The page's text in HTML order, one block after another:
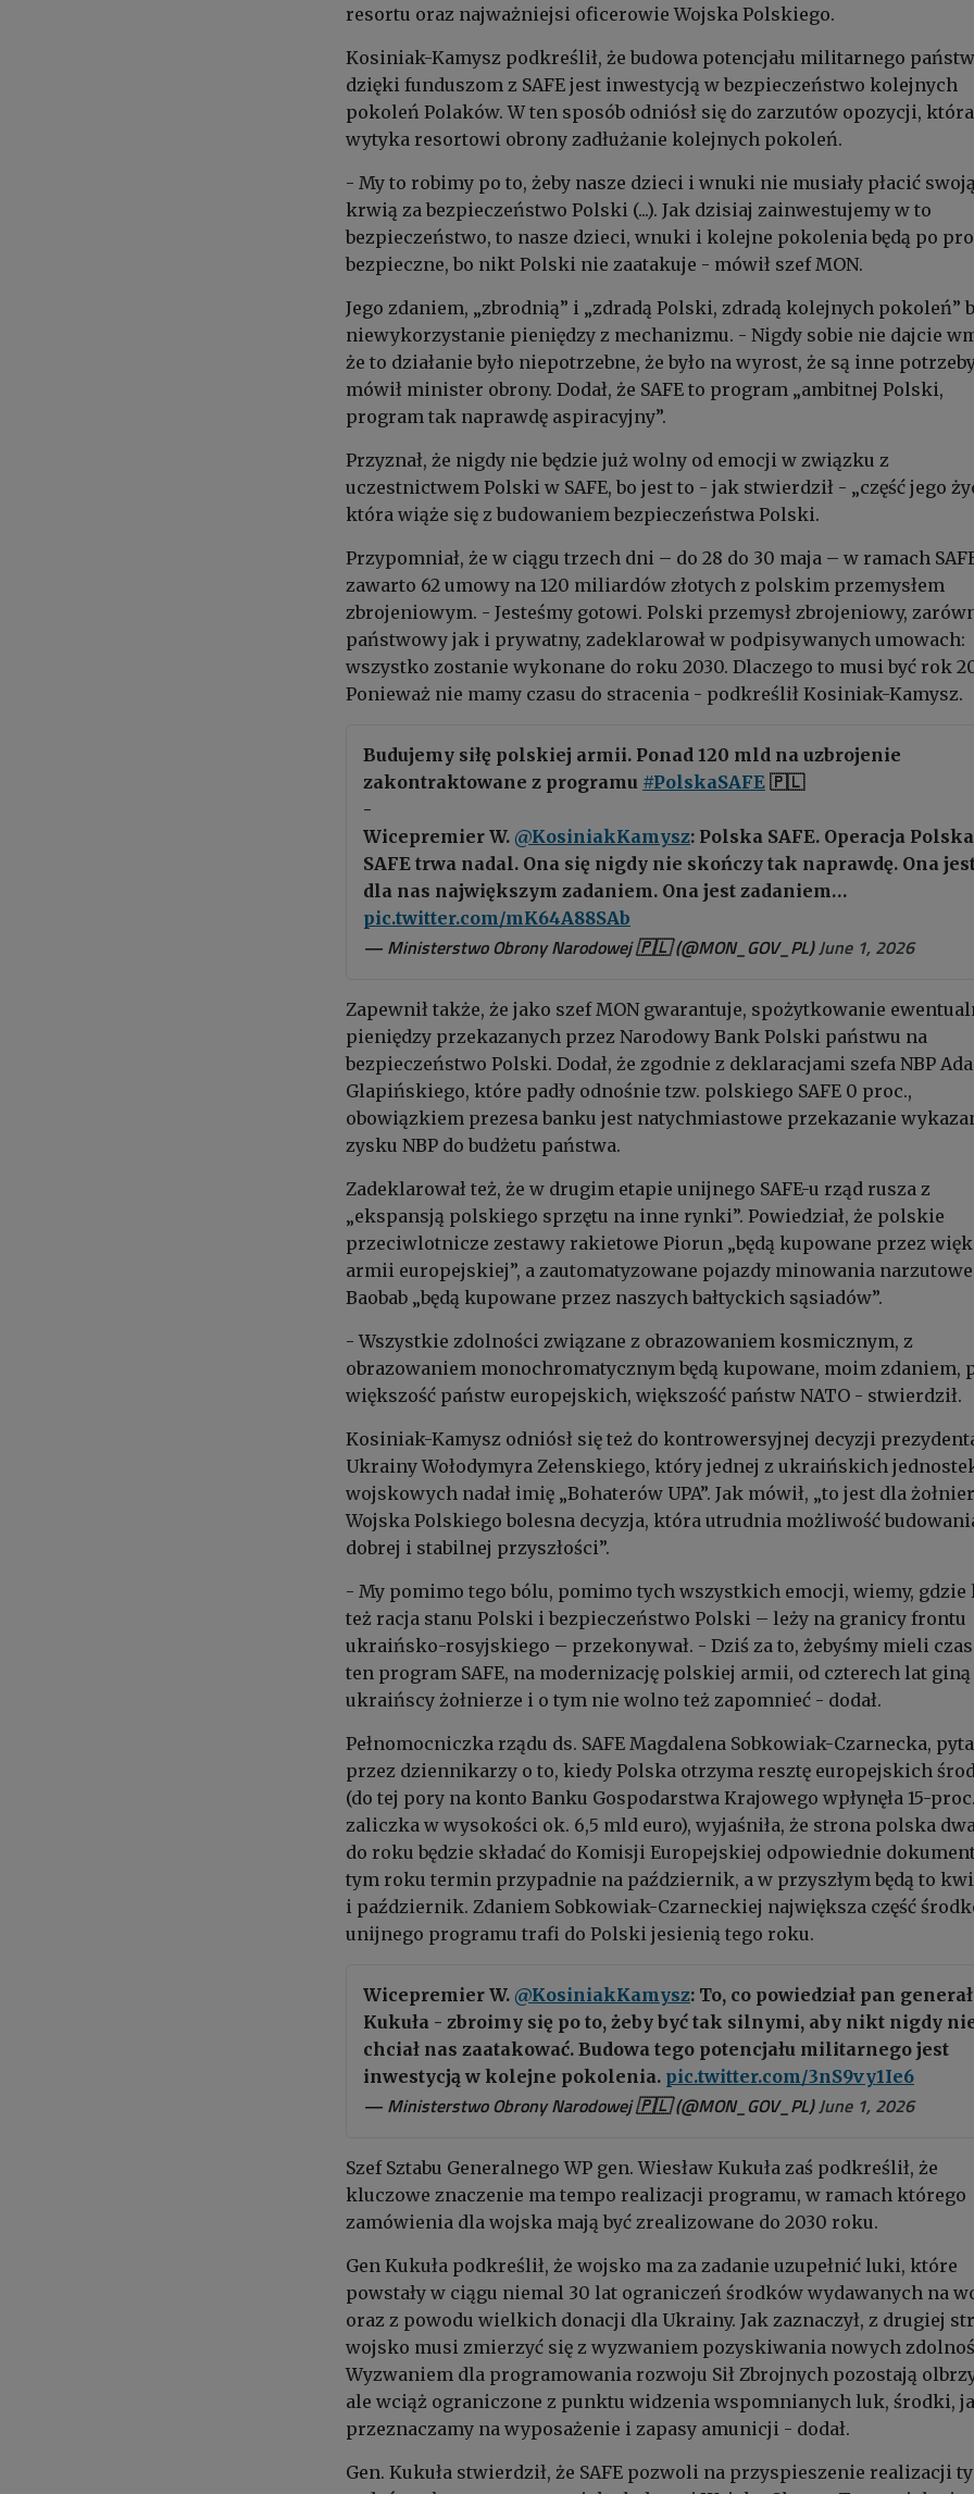
resortu oraz najważniejsi oficerowie Wojska Polskiego.
Kosiniak-Kamysz podkreślił, że budowa potencjału militarnego
dzięki funduszom z SAFE jest inwestycją w bezpieczeństwo kolejnych
pokoleń Polaków. W ten sposób odniósł się do zarzutów opozycji, która
wytyka resortowi obrony zadłużanie kolejnych pokoleń.
- My to robimy po to, żeby nasze dzieci i wnuki nie musiały płacić swoją
krwią za bezpieczeństwo Polski (...). Jak dzisiaj zainwestujemy w to
bezpieczeństwo, to nasze dzieci, wnuki i kolejne pokolenia będą po
bezpieczne, bo nikt Polski nie zaatakuje - mówił szef MON.
Jego zdaniem, „zbrodnią” i „zdradą Polski, zdradą kolejnych pokoleń”
niewykorzystanie pieniędzy z mechanizmu. - Nigdy sobie nie dajcie
że to działanie było niepotrzebne, że było na wyrost, że są inne
mówił minister obrony. Dodał, że SAFE to program „ambitnej Polski,
program tak naprawdę aspiracyjny”.
Przyznał, że nigdy nie będzie już wolny od emocji w związku z
uczestnictwem Polski w SAFE, bo jest to - jak stwierdził - „część jego
która wiąże się z budowaniem bezpieczeństwa Polski.
Przypomniał, że w ciągu trzech dni – do 28 do 30 maja – w ramach
zawarto 62 umowy na 120 miliardów złotych z polskim przemysłem
zbrojeniowym. - Jesteśmy gotowi. Polski przemysł zbrojeniowy,
państwowy jak i prywatny, zadeklarował w podpisywanych umowach:
wszystko zostanie wykonane do roku 2030. Dlaczego to musi być rok
Ponieważ nie mamy czasu do stracenia - podkreślił Kosiniak-Kamysz.
Budujemy siłę polskiej armii. Ponad 120 mld na uzbrojenie
zakontraktowane z programu #PolskaSAFE 🇵🇱
-
Wicepremier W. @KosiniakKamysz: Polska SAFE. Operacja Polska
SAFE trwa nadal. Ona się nigdy nie skończy tak naprawdę. Ona
dla nas największym zadaniem. Ona jest zadaniem…
pic.twitter.com/mK64A88SAb
— Ministerstwo Obrony Narodowej 🇵🇱 (@MON_GOV_PL)June 1, 2026
Zapewnił także, że jako szef MON gwarantuje, spożytkowanie
pieniędzy przekazanych przez Narodowy Bank Polski państwu na
bezpieczeństwo Polski. Dodał, że zgodnie z deklaracjami szefa NBP
Glapińskiego, które padły odnośnie tzw. polskiego SAFE 0 proc.,
obowiązkiem prezesa banku jest natychmiastowe przekazanie
zysku NBP do budżetu państwa.
Zadeklarował też, że w drugim etapie unijnego SAFE-u rząd rusza z
„ekspansją polskiego sprzętu na inne rynki”. Powiedział, że polskie
przeciwlotnicze zestawy rakietowe Piorun „będą kupowane przez
armii europejskiej”, a zautomatyzowane pojazdy minowania
Baobab „będą kupowane przez naszych bałtyckich sąsiadów”.
- Wszystkie zdolności związane z obrazowaniem kosmicznym, z
obrazowaniem monochromatycznym będą kupowane, moim zdaniem,
większość państw europejskich, większość państw NATO - stwierdził.
Kosiniak-Kamysz odniósł się też do kontrowersyjnej decyzji
Ukrainy Wołodymyra Zełenskiego, który jednej z ukraińskich
wojskowych nadał imię „Bohaterów UPA”. Jak mówił, „to jest dla
Wojska Polskiego bolesna decyzja, która utrudnia możliwość
dobrej i stabilnej przyszłości”.
- My pomimo tego bólu, pomimo tych wszystkich emocji, wiemy, gdzie
też racja stanu Polski i bezpieczeństwo Polski – leży na granicy frontu
ukraińsko-rosyjskiego – przekonywał. - Dziś za to, żebyśmy mieli
ten program SAFE, na modernizację polskiej armii, od czterech lat giną
ukraińscy żołnierze i o tym nie wolno też zapomnieć - dodał.
Pełnomocniczka rządu ds. SAFE Magdalena Sobkowiak-Czarnecka,
przez dziennikarzy o to, kiedy Polska otrzyma resztę europejskich
(do tej pory na konto Banku Gospodarstwa Krajowego wpłynęła 15-proc.
zaliczka w wysokości ok. 6,5 mld euro), wyjaśniła, że strona polska
do roku będzie składać do Komisji Europejskiej odpowiednie
tym roku termin przypadnie na październik, a w przyszłym będą to
i październik. Zdaniem Sobkowiak-Czarneckiej największa część
unijnego programu trafi do Polski jesienią tego roku.
Wicepremier W. @KosiniakKamysz: To, co powiedział pan generał
Kukuła - zbroimy się po to, żeby być tak silnymi, aby nikt nigdy
chciał nas zaatakować. Budowa tego potencjału militarnego jest
inwestycją w kolejne pokolenia. pic.twitter.com/3nS9vy1Ie6
— Ministerstwo Obrony Narodowej 🇵🇱 (@MON_GOV_PL)June 1, 2026
Szef Sztabu Generalnego WP gen. Wiesław Kukuła zaś podkreślił, że
kluczowe znaczenie ma tempo realizacji programu, w ramach którego
zamówienia dla wojska mają być zrealizowane do 2030 roku.
Gen Kukuła podkreślił, że wojsko ma za zadanie uzupełnić luki, które
powstały w ciągu niemal 30 lat ograniczeń środków wydawanych na
oraz z powodu wielkich donacji dla Ukrainy. Jak zaznaczył, z drugiej
wojsko musi zmierzyć się z wyzwaniem pozyskiwania nowych
Wyzwaniem dla programowania rozwoju Sił Zbrojnych pozostają
ale wciąż ograniczone z punktu widzenia wspomnianych luk, środki,
przeznaczamy na wyposażenie i zapasy amunicji - dodał.
Gen. Kukuła stwierdził, że SAFE pozwoli na przyspieszenie realizacji